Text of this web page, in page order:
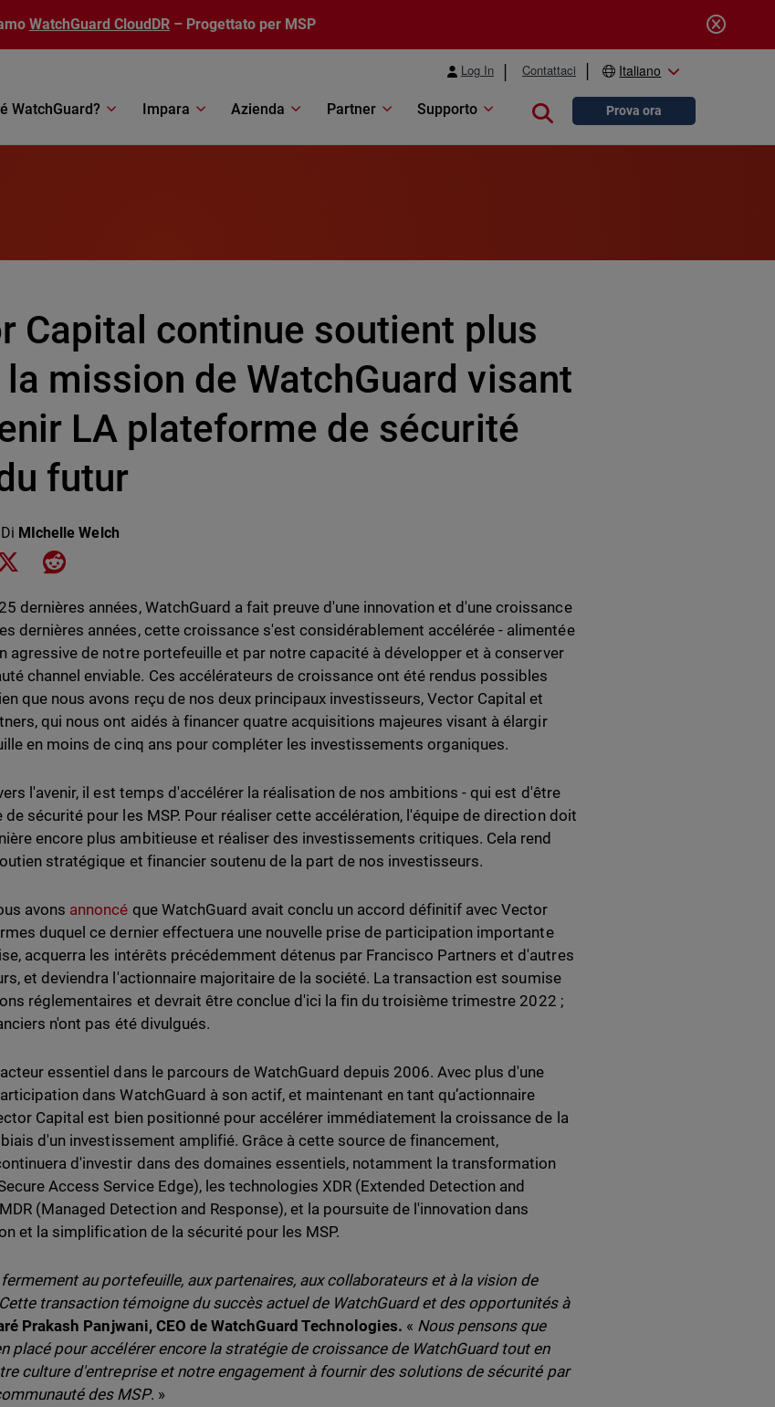
WatchGuard CloudDR – Progettato per MSP
Log In Contattaci Italiano
WatchGuard? Impara Azienda Partner Supporto Close searchProva ora
Capital continue soutient plus
mission de WatchGuard visant
LA plateforme de sécurité
futur
Di MIchelle Welch
on Facebook
Share on XShare on Reddit
dernières années, WatchGuard a fait preuve d'une innovation et d'une croissance
dernières années, cette croissance s'est considérablement accélérée - alimentée
agressive de notre portefeuille et par notre capacité à développer et à conserver
channel enviable. Ces accélérateurs de croissance ont été rendus possibles
que nous avons reçu de nos deux principaux investisseurs, Vector Capital et
qui nous ont aidés à financer quatre acquisitions majeures visant à élargir
en moins de cinq ans pour compléter les investissements organiques.
l'avenir, il est temps d'accélérer la réalisation de nos ambitions - qui est d'être
de sécurité pour les MSP. Pour réaliser cette accélération, l'équipe de direction doit
encore plus ambitieuse et réaliser des investissements critiques. Cela rend
stratégique et financier soutenu de la part de nos investisseurs.
avons annoncé que WatchGuard avait conclu un accord définitif avec Vector
duquel ce dernier effectuera une nouvelle prise de participation importante
acquerra les intérêts précédemment détenus par Francisco Partners et d'autres
et deviendra l'actionnaire majoritaire de la société. La transaction est soumise
réglementaires et devrait être conclue d'ici la fin du troisième trimestre 2022 ;
n'ont pas été divulgués.
essentiel dans le parcours de WatchGuard depuis 2006. Avec plus d'une
dans WatchGuard à son actif, et maintenant en tant qu’actionnaire
Capital est bien positionné pour accélérer immédiatement la croissance de la
d'un investissement amplifié. Grâce à cette source de financement,
d'investir dans des domaines essentiels, notamment la transformation
Access Service Edge), les technologies XDR (Extended Detection and
(Managed Detection and Response), et la poursuite de l'innovation dans
et la simplification de la sécurité pour les MSP.
au portefeuille, aux partenaires, aux collaborateurs et à la vision de
transaction témoigne du succès actuel de WatchGuard et des opportunités à
Prakash Panjwani, CEO de WatchGuard Technologies. « Nous pensons que
placé pour accélérer encore la stratégie de croissance de WatchGuard tout en
culture d'entreprise et notre engagement à fournir des solutions de sécurité par
des MSP. »